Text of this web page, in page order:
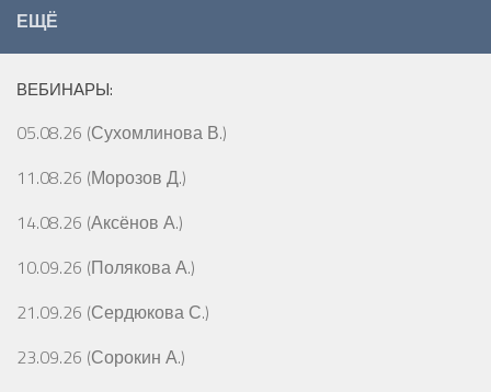
ЕЩЁ
ВЕБИНАРЫ:
05.08.26 (Сухомлинова В.)
11.08.26 (Морозов Д.)
14.08.26 (Аксёнов А.)
10.09.26 (Полякова А.)
21.09.26 (Сердюкова С.)
23.09.26 (Сорокин А.)